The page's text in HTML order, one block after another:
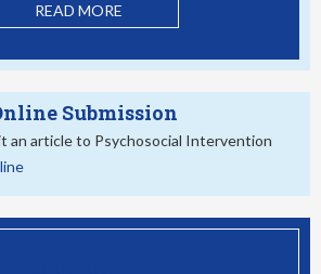
READ MORE
Submission
an article to Psychosocial Intervention